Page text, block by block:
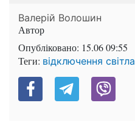
Валерій Волошин
Автор
Опубліковано: 15.06 09:55
Теги: відключення світла